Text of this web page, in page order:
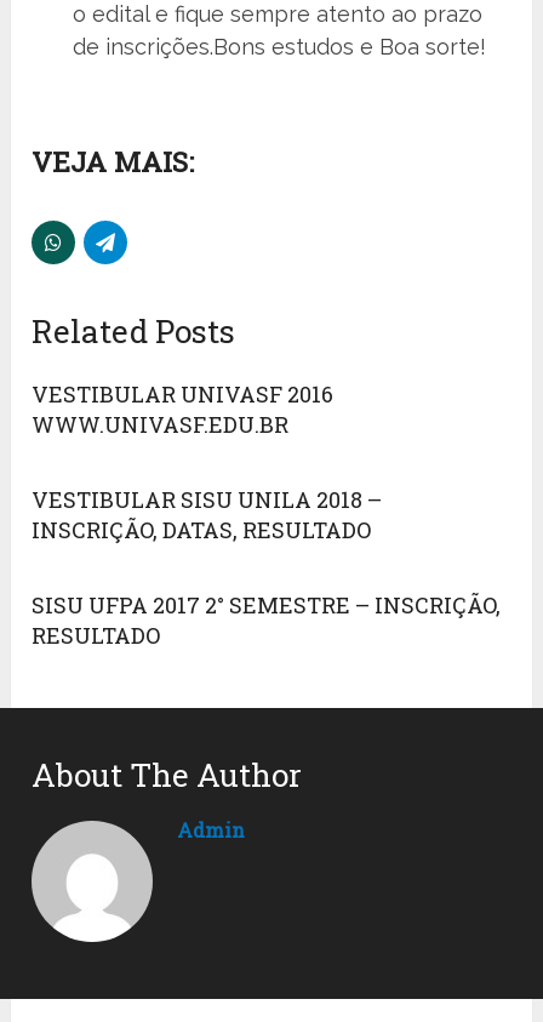
o edital e fique sempre atento ao prazo
de inscrições.Bons estudos e Boa sorte!
VEJA MAIS:
Related Posts
VESTIBULAR UNIVASF 2016
WWW.UNIVASF.EDU.BR
VESTIBULAR SISU UNILA 2018 –
INSCRIÇÃO, DATAS, RESULTADO
SISU UFPA 2017 2° SEMESTRE – INSCRIÇÃO,
RESULTADO
About The Author
Admin